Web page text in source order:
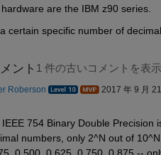
are the IBM z90 series.
certain specific number of
ント 1 件の古いコメントを表示
Roberson 2017 年 9 月
IEEE 754 Binary Double
numbers, only 2^N out of